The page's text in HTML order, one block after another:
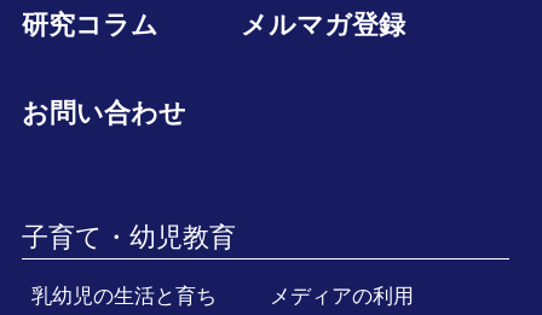
研究コラム メルマガ登録
お問い合わせ
子育て・幼児教育
乳幼児の生活と育ち
メディアの利用